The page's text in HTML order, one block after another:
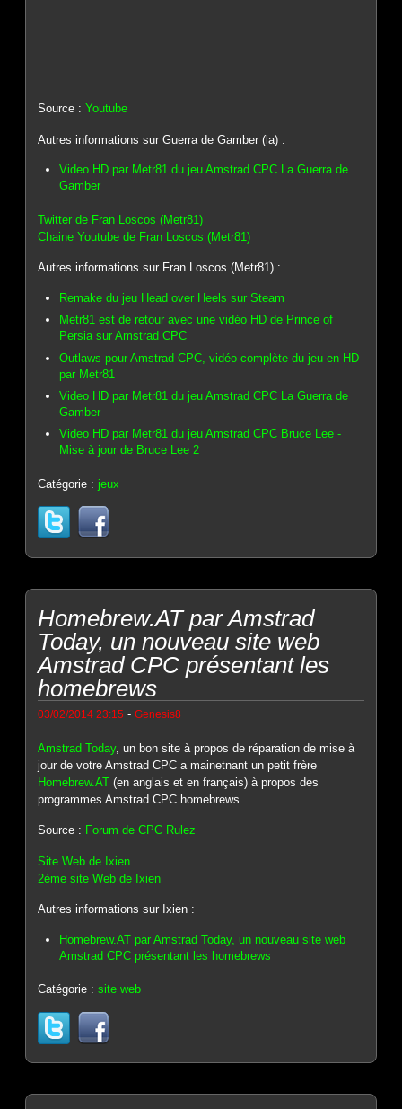
Source :Youtube
Autres informations sur Guerra de Gamber (la) :
Video HD par Metr81 du jeu Amstrad CPC La Guerra de
Gamber
Twitter de Fran Loscos (Metr81)
Chaine Youtube de Fran Loscos (Metr81)
Autres informations sur Fran Loscos (Metr81) :
Remake du jeu Head over Heels sur Steam
Metr81 est de retour avec une vidéo HD de Prince of
Persia sur Amstrad CPC
Outlaws pour Amstrad CPC, vidéo complète du jeu en HD
par Metr81
Video HD par Metr81 du jeu Amstrad CPC La Guerra de
Gamber
Video HD par Metr81 du jeu Amstrad CPC Bruce Lee -
Mise à jour de Bruce Lee 2
Catégorie :jeux
Homebrew.AT par Amstrad
Today, un nouveau site web
Amstrad CPC présentant les
homebrews
03/02/2014 23:15 -Genesis8
Amstrad Today, un bon site à propos de réparation de mise à
jour de votre Amstrad CPC a mainetnant un petit frère
Homebrew.AT (en anglais et en français) à propos des
programmes Amstrad CPC homebrews.
Source : Forum de CPC Rulez
Site Web de Ixien
2ème site Web de Ixien
Autres informations sur Ixien :
Homebrew.AT par Amstrad Today, un nouveau site web
Amstrad CPC présentant les homebrews
Catégorie :site web